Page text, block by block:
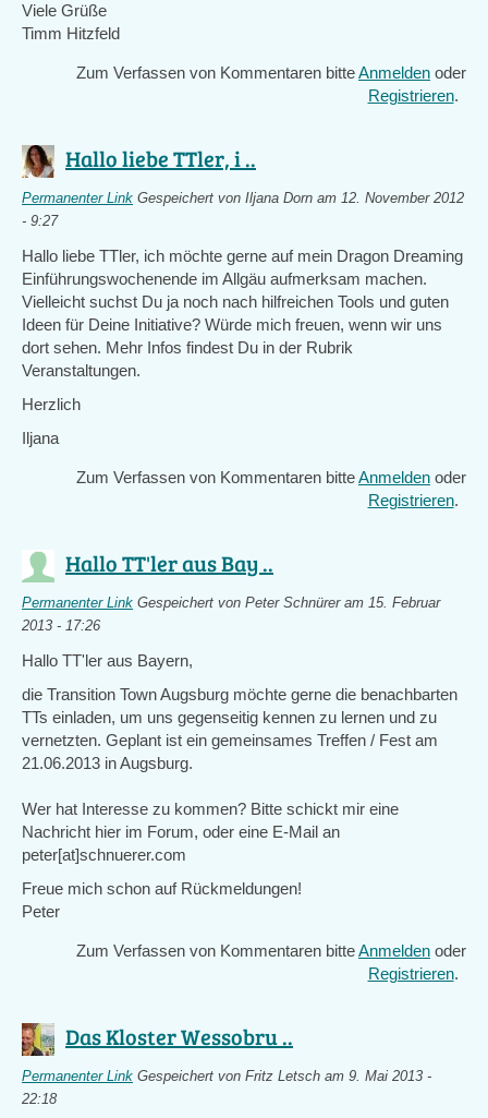
Viele Grüße
Timm Hitzfeld
Zum Verfassen von Kommentaren bitteAnmelden oder
Registrieren.
Hallo liebe TTler, i ..
Permanenter Link Gespeichert von Iljana Dorn am 12. November 2012
- 9:27
Hallo liebe TTler, ich möchte gerne auf mein Dragon Dreaming
Einführungswochenende im Allgäu aufmerksam machen.
Vielleicht suchst Du ja noch nach hilfreichen Tools und guten
Ideen für Deine Initiative? Würde mich freuen, wenn wir uns
dort sehen. Mehr Infos findest Du in der Rubrik
Veranstaltungen.
Herzlich
Iljana
Zum Verfassen von Kommentaren bitteAnmelden oder
Registrieren.
Hallo TT'ler aus Bay ..
Permanenter Link Gespeichert von Peter Schnüreram 15. Februar
2013 - 17:26
Hallo TT'ler aus Bayern,
die Transition Town Augsburg möchte gerne die benachbarten
TTs einladen, um uns gegenseitig kennen zu lernen und zu
vernetzten. Geplant ist ein gemeinsames Treffen / Fest am
21.06.2013 in Augsburg.
Wer hat Interesse zu kommen? Bitte schickt mir eine
Nachricht hier im Forum, oder eine E-Mail an
peter[at]schnuerer.com
Freue mich schon auf Rückmeldungen!
Peter
Zum Verfassen von Kommentaren bitteAnmelden oder
Registrieren.
Das Kloster Wessobru ..
Permanenter Link Gespeichert von Fritz Letsch am 9. Mai 2013 -
22:18